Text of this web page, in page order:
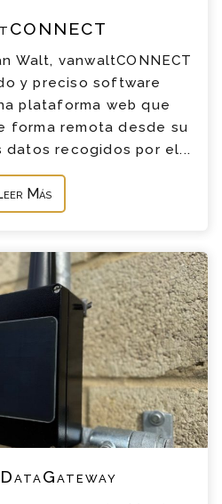
Walt, vanwaltCONNECT
y preciso software
plataforma web que
forma remota desde su
recogidos por el...
Más